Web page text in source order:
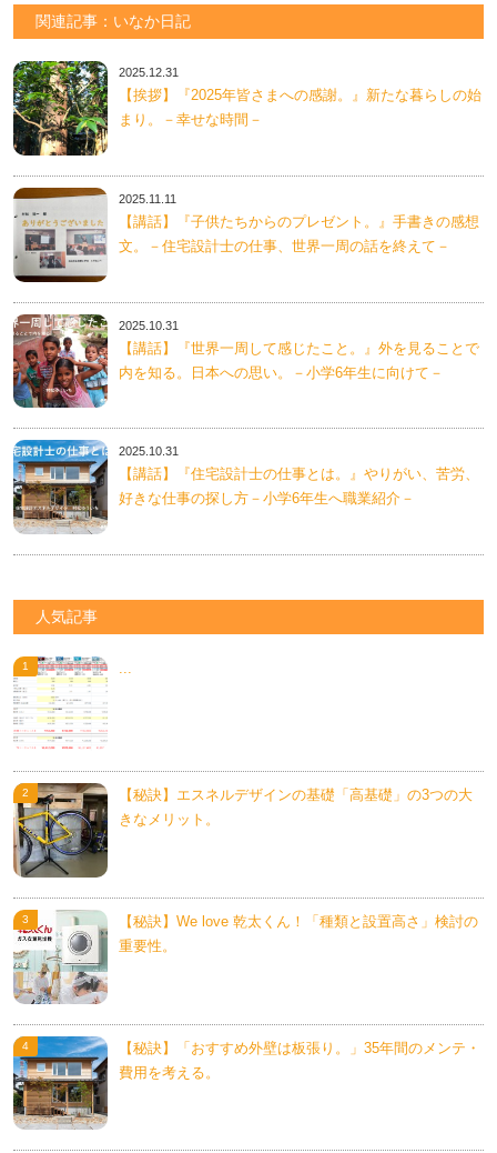
関連記事：いなか日記
2025.12.31
【挨拶】『2025年皆さまへの感謝。』新たな暮らしの始
まり。－幸せな時間－
2025.11.11
【講話】『子供たちからのプレゼント。』手書きの感想
文。－住宅設計士の仕事、世界一周の話を終えて－
2025.10.31
【講話】『世界一周して感じたこと。』外を見ることで
内を知る。日本への思い。－小学6年生に向けて－
2025.10.31
【講話】『住宅設計士の仕事とは。』やりがい、苦労、
好きな仕事の探し方－小学6年生へ職業紹介－
人気記事
...
【秘訣】エスネルデザインの基礎「高基礎」の3つの大
きなメリット。
【秘訣】We love 乾太くん！「種類と設置高さ」検討の
重要性。
【秘訣】「おすすめ外壁は板張り。」35年間のメンテ・
費用を考える。